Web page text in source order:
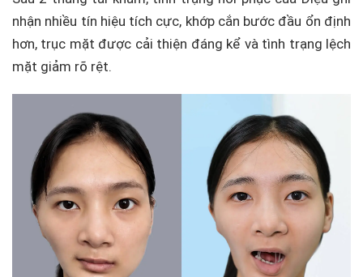
nhận nhiều tín hiệu tích cực, khớp cắn bước đầu ổn định
hơn, trục mặt được cải thiện đáng kể và tình trạng lệch
mặt giảm rõ rệt.